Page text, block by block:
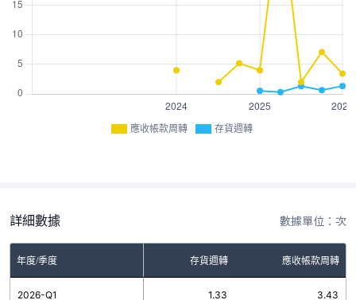
應收帳款周轉 存貨週轉
詳細數據 數據單位：次
年度/季度 存貨週轉 應收帳款周轉
2026-Q1 1.33 3.43